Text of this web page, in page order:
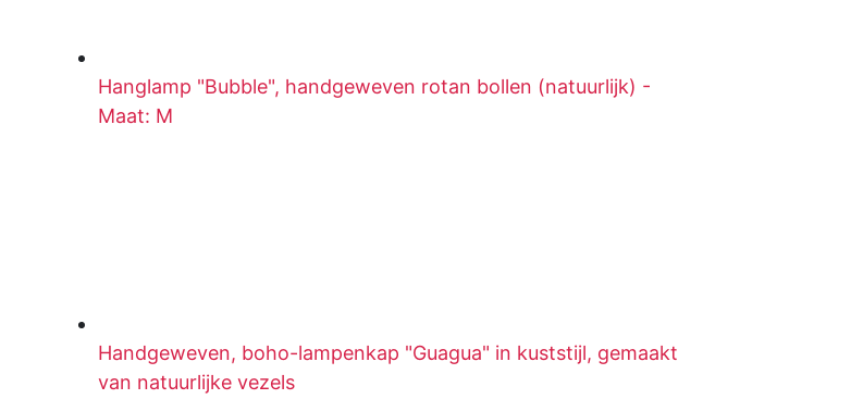
Hanglamp "Bubble", handgeweven rotan bollen (natuurlijk) -
Maat: M
Handgeweven, boho-lampenkap "Guagua" in kuststijl, gemaakt
van natuurlijke vezels